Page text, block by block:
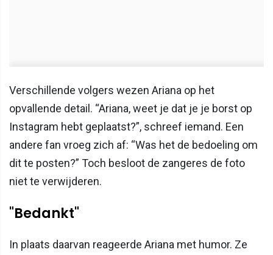
Verschillende volgers wezen Ariana op het
opvallende detail. “Ariana, weet je dat je je borst op
Instagram hebt geplaatst?”, schreef iemand. Een
andere fan vroeg zich af: “Was het de bedoeling om
dit te posten?” Toch besloot de zangeres de foto
niet te verwijderen.
"Bedankt"
In plaats daarvan reageerde Ariana met humor. Ze